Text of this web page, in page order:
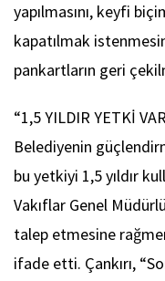
yapılmasını, keyfi
kapatılmak
pankartların geri
“1,5 YILDIR YETKİ
Belediyenin
bu yetkiyi 1,5 yıldır
Vakıflar Genel
talep etmesine
ifade etti. Çankırı,